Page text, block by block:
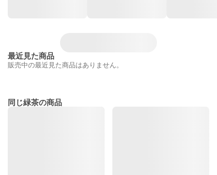
最近見た商品
販売中の最近見た商品はありません。
同じ緑茶の商品